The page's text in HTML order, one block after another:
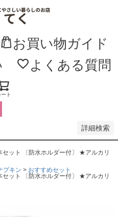
お買い物ガイド
よくある質問
ート
詳細検索
セット 〔防水ホルダー付〕 ★アルカリ
プキン
おすすめセット
セット 〔防水ホルダー付〕 ★アルカリ